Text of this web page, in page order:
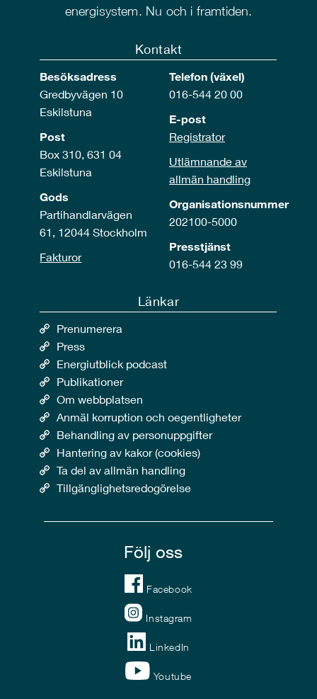
energisystem. Nu och i framtiden.
Kontakt
Besöksadress
Gredbyvägen 10
Eskilstuna
Post
Box 310, 631 04
Eskilstuna
Gods
Partihandlarvägen
61, 12044 Stockholm
Fakturor
Telefon (växel)
016-544 20 00
E-post
Registrator
Utlämnande av
allmän handling
Organisationsnummer
202100-5000
Presstjänst
016-544 23 99
Länkar
Prenumerera
Press
Energiutblick podcast
Publikationer
Om webbplatsen
Anmäl korruption och oegentligheter
Behandling av personuppgifter
Hantering av kakor (cookies)
Ta del av allmän handling
Tillgänglighetsredogörelse
Följ oss
Facebook
Instagram
LinkedIn
Youtube